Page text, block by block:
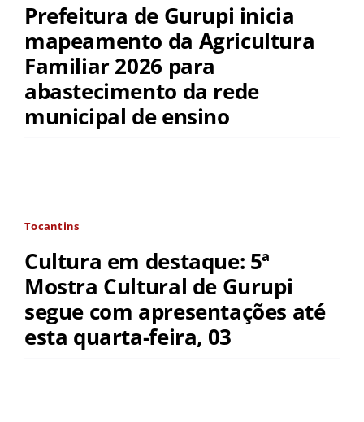
Prefeitura de Gurupi inicia
mapeamento da Agricultura
Familiar 2026 para
abastecimento da rede
municipal de ensino
Tocantins
Cultura em destaque: 5ª
Mostra Cultural de Gurupi
segue com apresentações até
esta quarta-feira, 03